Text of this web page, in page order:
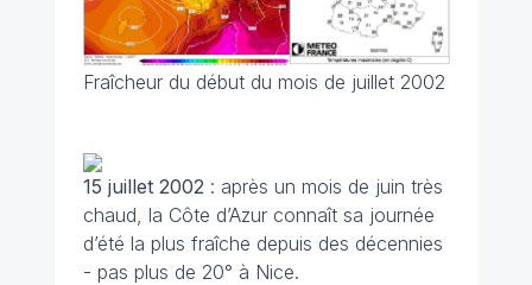
Fraîcheur du début du mois de juillet 2002
15 juillet 2002 : après un mois de juin très
chaud, la Côte d’Azur connaît sa journée
d’été la plus fraîche depuis des décennies
- pas plus de 20° à Nice.